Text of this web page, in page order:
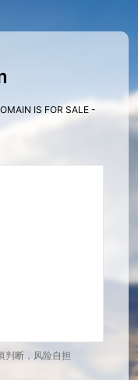
IS FOR SALE -
判断，风险自担